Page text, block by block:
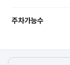
주차가능수